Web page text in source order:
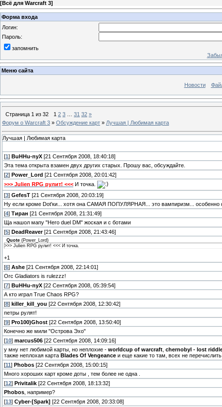
[Всё для Warcraft 3]
Форма входа
Логин:
Пароль:
запомнить
Меню сайта
Новости
Страница 1 из 32 1 2 3 31 32 »
Форум о Warcraft 3 » Обсуждение карт » Лучшая | Любимая карта
Лучшая | Любимая карта
[1 ] BuHHu-nyX [21 Сентября 2008, 18:40:18]
Эта тема открыта взамен двух других старых. Прошу вас, обсуждайте.
[2] Power_Lord [21 Сентября 2008, 20:01:42]
>>> Julien RPG рулит! <<< И точка.
[3] GefesT [21 Сентября 2008, 20:03:19]
Ну если кроме Dot'ки... хотя она САМАЯ ПОПУЛЯРНАЯ... это вампиризм... особенно
[4] Тиран [21 Сентября 2008, 21:31:49]
Ща нашол мапу "Hero duel DM" жоская и с ботами
[5] DeadReaver[21 Сентября 2008, 21:43:46]
Quote (Power_Lord)
>>> Julien RPG рулит! <<< И точка.
+1
[6] Ashe [21 Сентября 2008, 22:14:01]
Orc Gladiators is rulezzz!
[7] BuHHu-nyX [22 Сентября 2008, 05:39:54]
А кто играл True Chaos RPG?
[8] killer_kill_you [22 Сентября 2008, 12:30:42]
петры рулят!
[9] Pro100)Ghost [22 Сентября 2008, 13:50:40]
Конечно же мили "Острова Эхо"
[10] marcus506 [22 Сентября 2008, 14:09:16]
у мну нет любимой карты, но неплохие - worldcup of warcraft chernobyl - lost
также неплохая карта Blades Of Vengeance и еще какие то там, всех не перечислить
[11 ] Phobos [22 Сентября 2008, 15:00:15]
Много хороших карт кроме доты , тем более не одна .
[12] Privitalik [22 Сентября 2008, 18:13:32]
Phobos , например?
[13] Cyber-[Spark] [22 Сентября 2008, 20:33:08]